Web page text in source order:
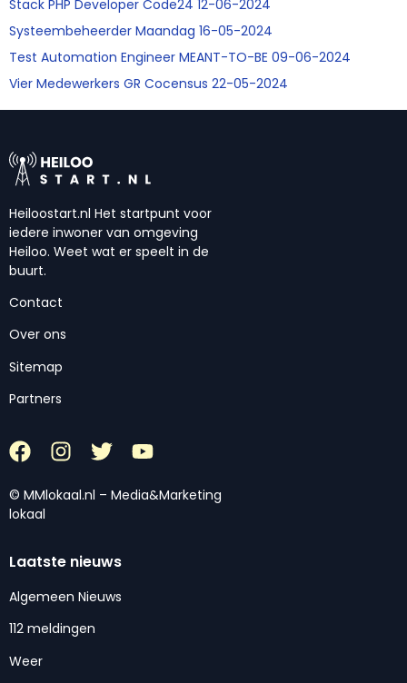
Stack PHP Developer Code24 12-06-2024
Systeembeheerder Maandag 16-05-2024
Test Automation Engineer MEANT-TO-BE 09-06-2024
Vier Medewerkers GR Cocensus 22-05-2024
Heiloostart.nl Het startpunt voor
iedere inwoner van omgeving
Heiloo. Weet wat er speelt in de
buurt.
Contact
Over ons
Sitemap
Partners
© MMlokaal.nl – Media&Marketing
lokaal
Laatste nieuws
Algemeen Nieuws
112 meldingen
Weer